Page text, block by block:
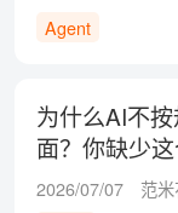
Agent
为什么AI不
面？你缺少这
2026/07/07
范